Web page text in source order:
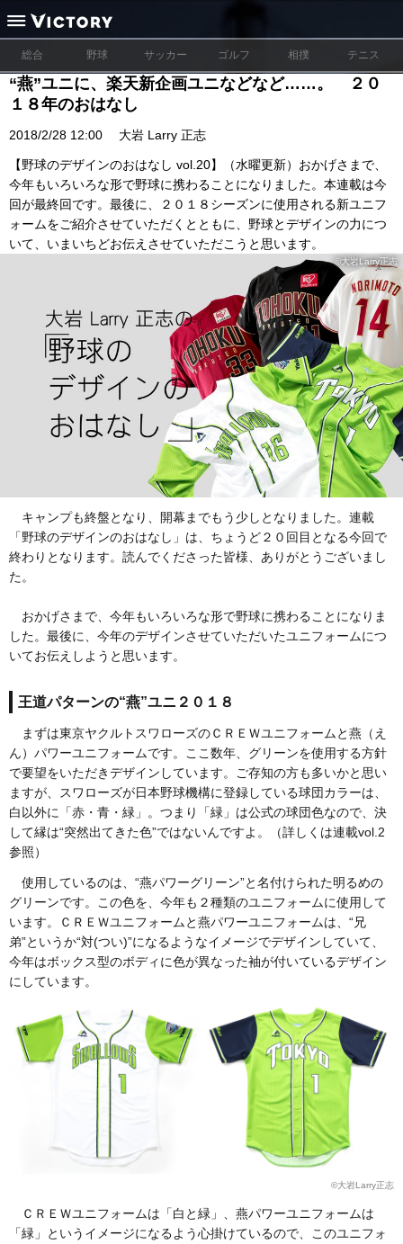
総合 野球 サッカー ゴルフ 相撲 テニス
“燕”ユニに、楽天新企画ユニなどなど……。 ２０
１８年のおはなし
2018/2/28 12:00 大岩 Larry 正志
【野球のデザインのおはなし vol.20】（水曜更新）おかげさまで、
今年もいろいろな形で野球に携わることになりました。本連載は今
回が最終回です。最後に、２０１８シーズンに使用される新ユニフ
ォームをご紹介させていただくとともに、野球とデザインの力につ
いて、いまいちどお伝えさせていただこうと思います。
©大岩Larry正志
キャンプも終盤となり、開幕までもう少しとなりました。連載
「野球のデザインのおはなし」は、ちょうど２０回目となる今回で
終わりとなります。読んでくださった皆様、ありがとうございまし
た。
おかげさまで、今年もいろいろな形で野球に携わることになりま
した。最後に、今年のデザインさせていただいたユニフォームにつ
いてお伝えしようと思います。
王道パターンの“燕”ユニ２０１８
まずは東京ヤクルトスワローズのＣＲＥＷユニフォームと燕（え
ん）パワーユニフォームです。ここ数年、グリーンを使用する方針
で要望をいただきデザインしています。ご存知の方も多いかと思い
ますが、スワローズが日本野球機構に登録している球団カラーは、
白以外に「赤・青・緑」。つまり「緑」は公式の球団色なので、決
して縁は“突然出てきた色”ではないんですよ。（詳しくは連載vol.2
参照）
使用しているのは、“燕パワーグリーン”と名付けられた明るめの
グリーンです。この色を、今年も２種類のユニフォームに使用して
います。ＣＲＥＷユニフォームと燕パワーユニフォームは、“兄
弟”というか“対(つい)”になるようなイメージでデザインしていて、
今年はボックス型のボディに色が異なった袖が付いているデザイン
にしています。
©︎大岩Larry正志
ＣＲＥＷユニフォームは「白と緑」、燕パワーユニフォームは
「緑」というイメージになるよう心掛けているので、このユニフォ